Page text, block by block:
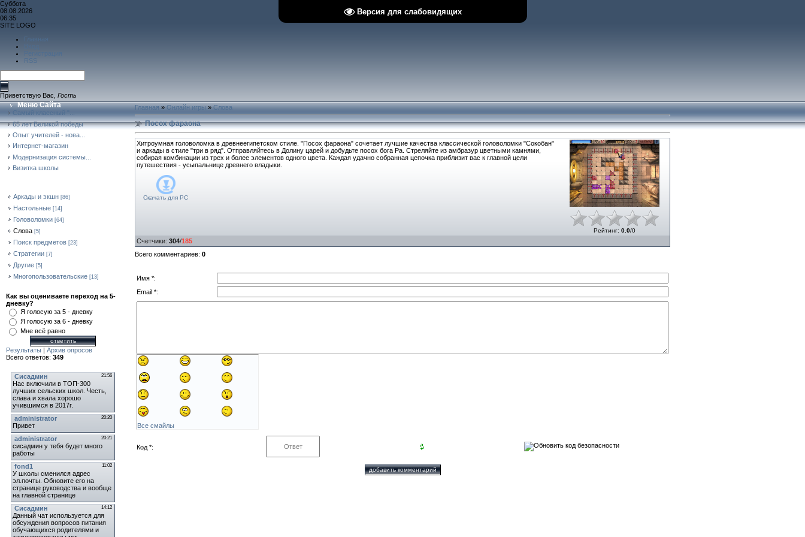
Версия для слабовидящих
Суббота
08.08.2026
06:35
SITE LOGO
Главная
RSS
Приветствую Вас Гость
Меню Сайта
Самый классный "...
65 лет Великой победы
Опыт учителей - нова...
Интернет-магазин
Модернизация системы...
Визитка школы
Аркады и экшн [86]
Настольные [14]
Головоломки [64]
Слова [5]
Поиск предметов [23]
Стратегии [7]
Другие [5]
Многопользовательские [13]
Как вы оцениваете переход на 5-
дневку?
Я голосую за 5 - дневку
Я голосую за 6 - дневку
Мне всё равно
Результаты | Архив опросов
Всего ответов: 349
Главная»Онлайн игры»Слова
Посох фараона
Хитроумная головоломка в древнеегипетском стиле. "Посох фараона" сочетает лучшие качества классической головоломки "Сокобан"
и аркады в стиле "три в ряд". Отправляйтесь в Долину царей и добудьте посох бога Ра. Стреляйте из амбразур цветными камнями,
собирая комбинации из трех и более элементов одного цвета. Каждая удачно собранная цепочка приблизит вас к главной цели
путешествия - усыпальнице древнего владыки.
Скачать для PC
Рейтинг: 0.0/0
Счетчики: 304/185
Всего комментариев: 0
Имя *:
Email *:
Все смайлы
Код *: